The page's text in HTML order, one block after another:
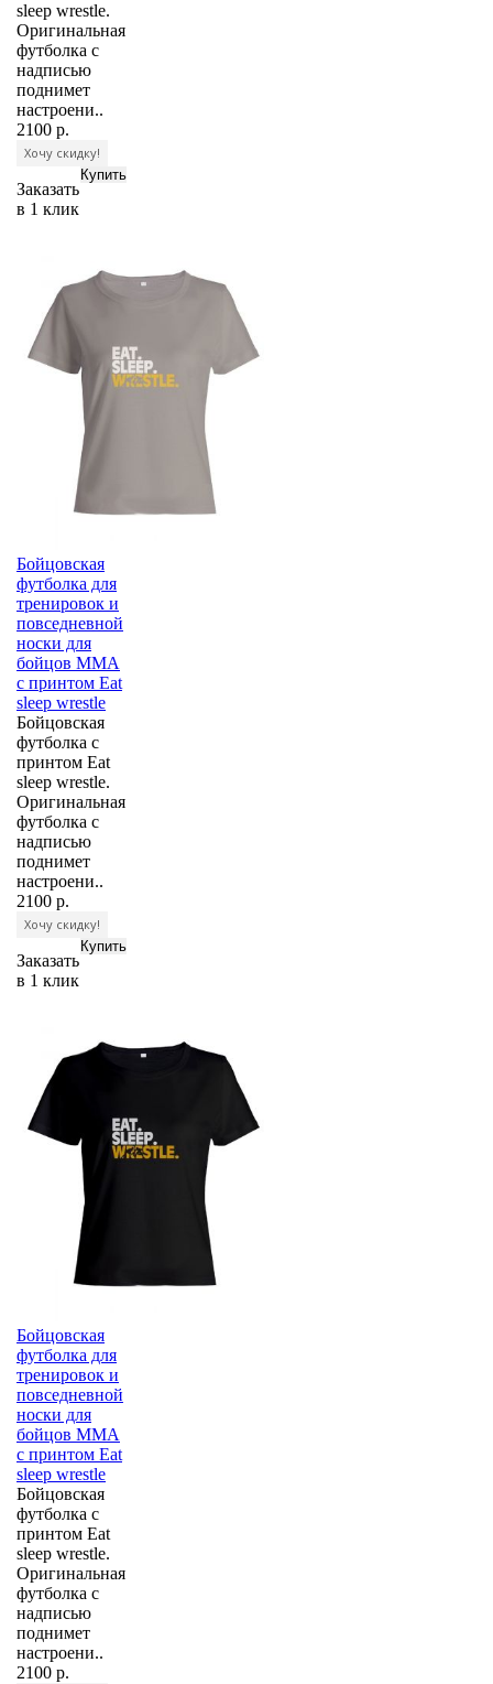
sleep wrestle.
Оригинальная
футболка с
надписью
поднимет
настроени..
2100 р.
Хочу скидку!
Заказать
в 1 клик
Бойцовская
футболка для
тренировок и
повседневной
носки для
бойцов ММА
с принтом Eat
sleep wrestle
Бойцовская
футболка с
принтом Eat
sleep wrestle.
Оригинальная
футболка с
надписью
поднимет
настроени..
2100 р.
Хочу скидку!
Заказать
в 1 клик
Бойцовская
футболка для
тренировок и
повседневной
носки для
бойцов ММА
с принтом Eat
sleep wrestle
Бойцовская
футболка с
принтом Eat
sleep wrestle.
Оригинальная
футболка с
надписью
поднимет
настроени..
2100 р.